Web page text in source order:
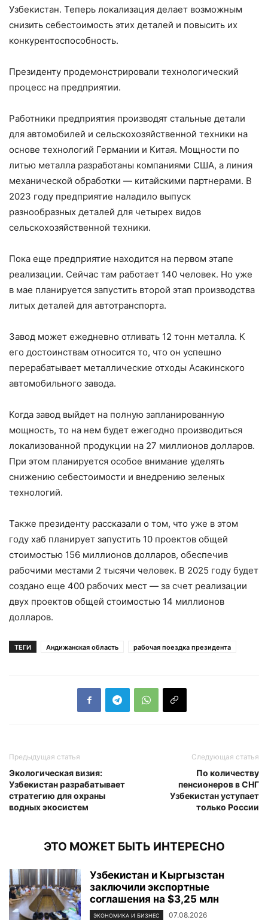
Узбекистан. Теперь локализация делает возможным
снизить себестоимость этих деталей и повысить их
конкурентоспособность.
Президенту продемонстрировали технологический
процесс на предприятии.
Работники предприятия производят стальные детали
для автомобилей и сельскохозяйственной техники на
основе технологий Германии и Китая. Мощности по
литью металла разработаны компаниями США, а линия
механической обработки — китайскими партнерами. В
2023 году предприятие наладило выпуск
разнообразных деталей для четырех видов
сельскохозяйственной техники.
Пока еще предприятие находится на первом этапе
реализации. Сейчас там работает 140 человек. Но уже
в мае планируется запустить второй этап производства
литых деталей для автотранспорта.
Завод может ежедневно отливать 12 тонн металла. К
его достоинствам относится то, что он успешно
перерабатывает металлические отходы Асакинского
автомобильного завода.
Когда завод выйдет на полную запланированную
мощность, то на нем будет ежегодно производиться
локализованной продукции на 27 миллионов долларов.
При этом планируется особое внимание уделять
снижению себестоимости и внедрению зеленых
технологий.
Также президенту рассказали о том, что уже в этом
году хаб планирует запустить 10 проектов общей
стоимостью 156 миллионов долларов, обеспечив
рабочими местами 2 тысячи человек. В 2025 году будет
создано еще 400 рабочих мест — за счет реализации
двух проектов общей стоимостью 14 миллионов
долларов.
ТЕГИ Андижанская область рабочая поездка президента
Предыдущая статья
Экологическая визия:
Узбекистан разрабатывает
стратегию для охраны
водных экосистем
Следующая статья
По количеству
пенсионеров в СНГ
Узбекистан уступает
только России
ЭТО МОЖЕТ БЫТЬ ИНТЕРЕСНО
Узбекистан и Кыргызстан
заключили экспортные
соглашения на $3,25 млн
ЭКОНОМИКА И БИЗНЕС 07.08.2026